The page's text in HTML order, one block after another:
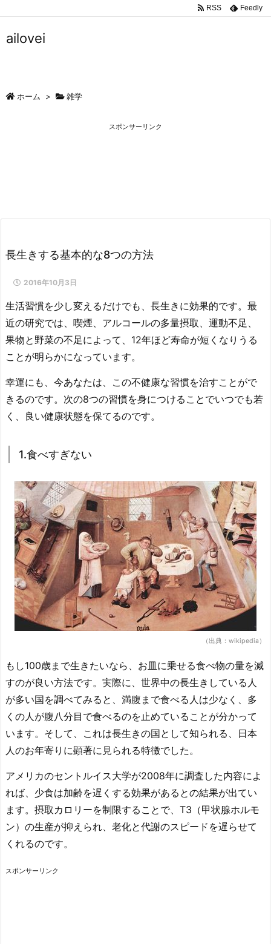
RSS Feedly
ailovei
ホーム > 雑学
スポンサーリンク
長生きする基本的な8つの方法
2016年10月3日
生活習慣を少し変えるだけでも、長生きに効果的です。最
近の研究では、喫煙、アルコールの多量摂取、運動不足、
果物と野菜の不足によって、12年ほど寿命が短くなりうる
ことが明らかになっています。
幸運にも、今あなたは、この不健康な習慣を治すことがで
きるのです。次の8つの習慣を身につけることでいつでも若
く、良い健康状態を保てるのです。
1.食べすぎない
（出典：wikipedia）
もし100歳まで生きたいなら、お皿に乗せる食べ物の量を減
すのが良い方法です。実際に、世界中の長生きしている人
が多い国を調べてみると、満腹まで食べる人は少なく、多
くの人が腹八分目で食べるのを止めていることが分かって
います。そして、これは長生きの国として知られる、日本
人のお年寄りに顕著に見られる特徴でした。
アメリカのセントルイス大学が2008年に調査した内容によ
れば、少食は加齢を遅くする効果があるとの結果が出てい
ます。摂取カロリーを制限することで、T3（甲状腺ホルモ
ン）の生産が抑えられ、老化と代謝のスピードを遅らせて
くれるのです。
スポンサーリンク